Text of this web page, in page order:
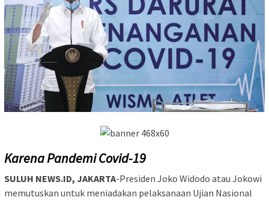
Karena Pandemi Covid-19
SULUH NEWS.ID, JAKARTA-Presiden Joko Widodo atau Jokowi
memutuskan untuk meniadakan pelaksanaan Ujian Nasional